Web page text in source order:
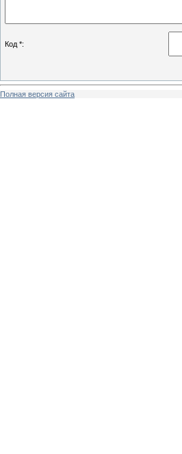
Код *:
Полная версия сайта